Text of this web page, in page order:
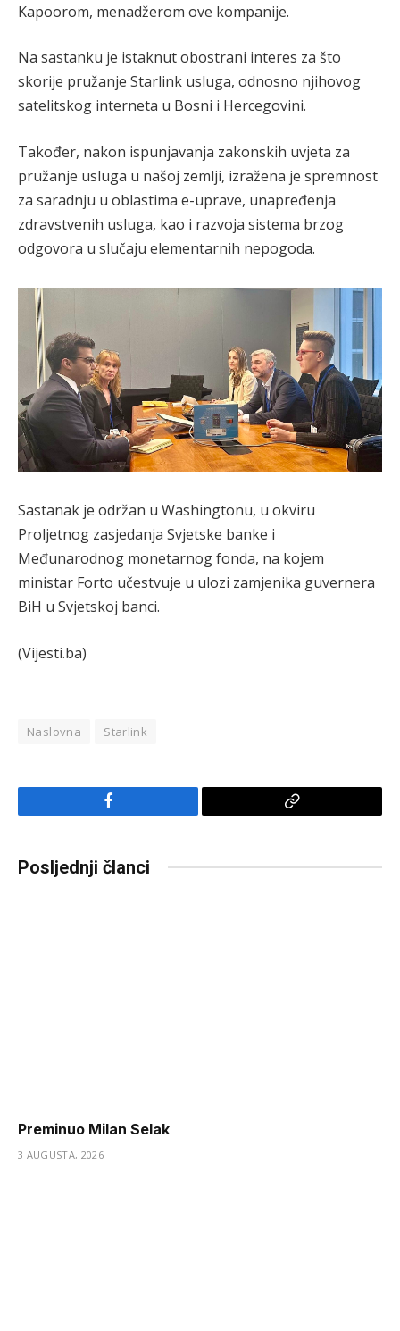
Kapoorom, menadžerom ove kompanije.
Na sastanku je istaknut obostrani interes za što
skorije pružanje Starlink usluga, odnosno njihovog
satelitskog interneta u Bosni i Hercegovini.
Također, nakon ispunjavanja zakonskih uvjeta za
pružanje usluga u našoj zemlji, izražena je spremnost
za saradnju u oblastima e-uprave, unapređenja
zdravstvenih usluga, kao i razvoja sistema brzog
odgovora u slučaju elementarnih nepogoda.
Sastanak je održan u Washingtonu, u okviru
Proljetnog zasjedanja Svjetske banke i
Međunarodnog monetarnog fonda, na kojem
ministar Forto učestvuje u ulozi zamjenika guvernera
BiH u Svjetskoj banci.
(Vijesti.ba)
Naslovna Starlink
Facebook
Copy
Posljednji članci
Preminuo Milan Selak
3 AUGUSTA, 2026